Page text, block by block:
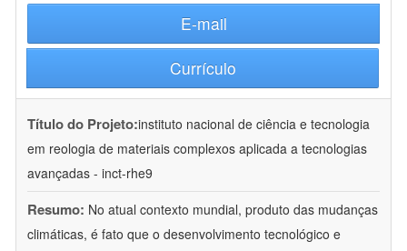
E-mail
Currículo
Título do Projeto:instituto nacional de ciência e tecnologia
em reologia de materiais complexos aplicada a tecnologias
avançadas - inct-rhe9
Resumo: No atual contexto mundial, produto das mudanças
climáticas, é fato que o desenvolvimento tecnológico e